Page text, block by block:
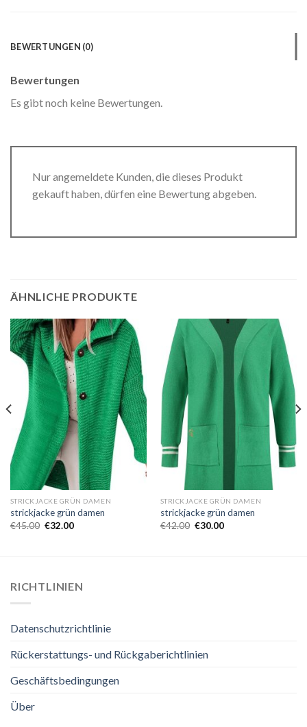
BEWERTUNGEN (0)
Bewertungen
Es gibt noch keine Bewertungen.
Nur angemeldete Kunden, die dieses Produkt
gekauft haben, dürfen eine Bewertung abgeben.
ÄHNLICHE PRODUKTE
STRICKJACKE GRÜN DAMEN
strickjacke grün damen
€45.00 €32.00
STRICKJACKE GRÜN DAMEN
strickjacke grün damen
€42.00 €30.00
RICHTLINIEN
Datenschutzrichtlinie
Rückerstattungs- und Rückgaberichtlinien
Geschäftsbedingungen
Über